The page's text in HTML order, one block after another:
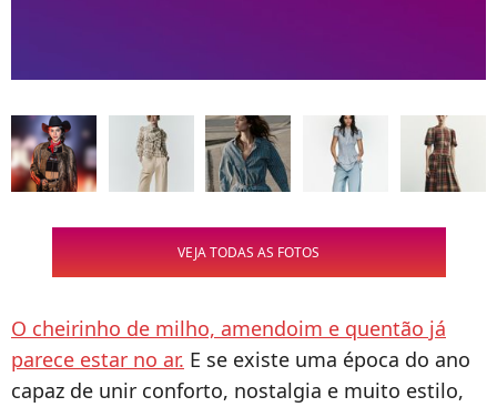
VEJA TODAS AS FOTOS
O cheirinho de milho, amendoim e quentão já
parece estar no ar. E se existe uma época do ano
capaz de unir conforto, nostalgia e muito estilo,